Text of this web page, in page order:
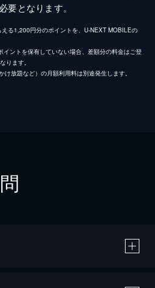
要となります。
る1,200円分のポイントを、U-NEXT MOBILEの
ントを保有していない場合、差額分の料金はご登
ります。
放題など）の月額利用料は別途発生します。